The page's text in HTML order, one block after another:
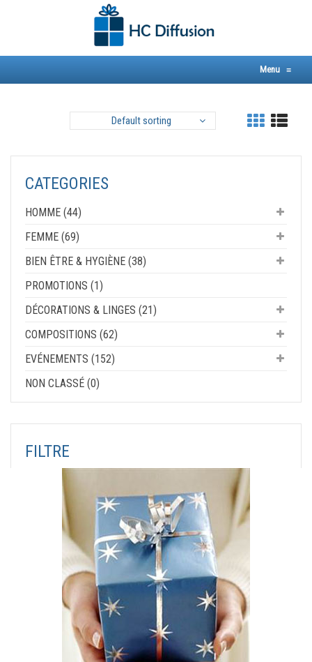
Menu ≡
CATEGORIES
HOMME (44)
FEMME (69)
BIEN ÊTRE & HYGIÈNE (38)
PROMOTIONS (1)
DÉCORATIONS & LINGES (21)
COMPOSITIONS (62)
EVÉNEMENTS (152)
NON CLASSÉ (0)
FILTRE
Default sorting